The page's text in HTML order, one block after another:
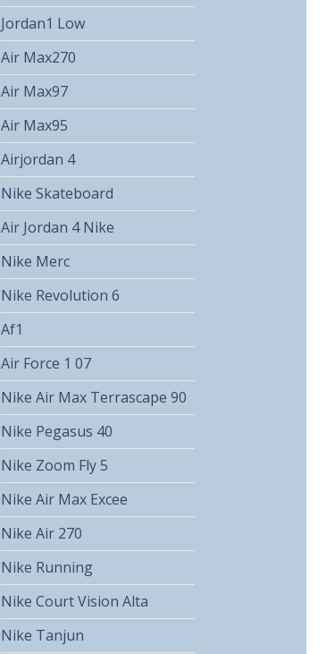
Jordan1 Low
Air Max270
Air Max97
Air Max95
Airjordan 4
Nike Skateboard
Air Jordan 4 Nike
Nike Merc
Nike Revolution 6
Af1
Air Force 1 07
Nike Air Max Terrascape 90
Nike Pegasus 40
Nike Zoom Fly 5
Nike Air Max Excee
Nike Air 270
Nike Running
Nike Court Vision Alta
Nike Tanjun